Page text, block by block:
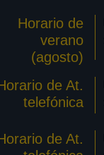
Horario de
verano
(agosto)
de At.
telefónica
de At.